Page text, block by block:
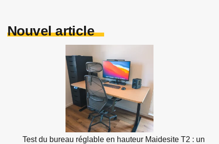
Nouvel article
Test du bureau réglable en hauteur Maidesite T2 : un